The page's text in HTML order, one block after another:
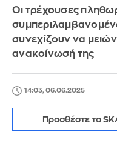
Οι τρέχουσες
συνεχίζουν να
ανακοίνωσή της
14:03, 06.06.2025
Προσθέστε το